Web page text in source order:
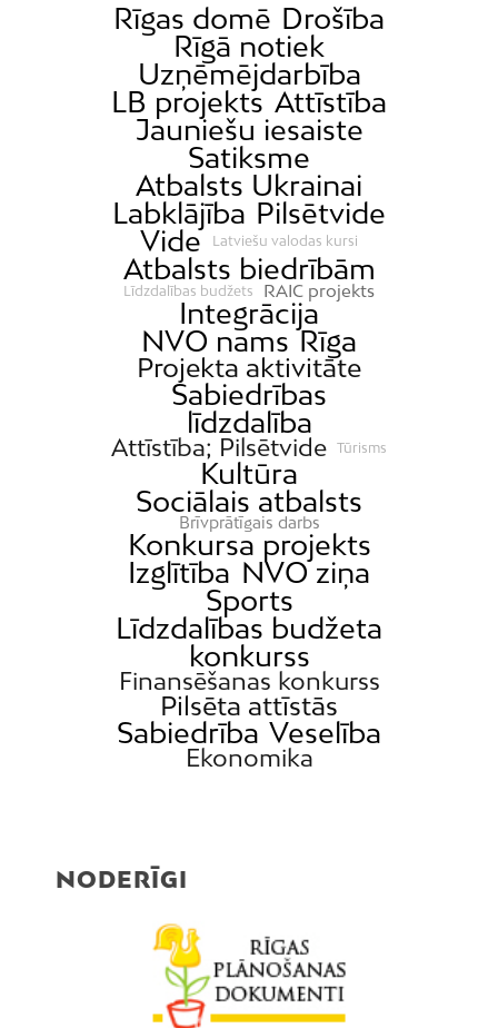
Rīgas domē Drošība
Rīgā notiek
Uzņēmējdarbība
LB projekts Attīstība
Jauniešu iesaiste
Satiksme
Atbalsts Ukrainai
Labklājība Pilsētvide
Vide
Latviešu valodas kursi
Atbalsts biedrībām
Līdzdalības budžets RAIC projekts
Integrācija
NVO nams Rīga
Projekta aktivitāte
Sabiedrības
līdzdalība
Attīstība; Pilsētvide Tūrisms
Kultūra
Sociālais atbalsts
Brīvprātīgais darbs
Konkursa projekts
Izglītība NVO ziņa
Sports
Līdzdalības budžeta
konkurss
Finansēšanas konkurss
Pilsēta attīstās
Sabiedrība Veselība
Ekonomika
NODERĪGI